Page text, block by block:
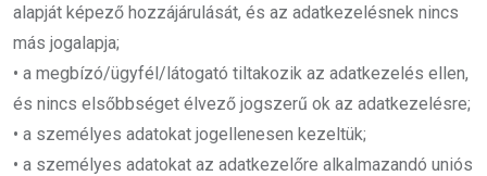
alapját képező hozzájárulását, és az adatkezelésnek nincs
más jogalapja;
• a megbízó/ügyfél/látogató tiltakozik az adatkezelés ellen,
és nincs elsőbbséget élvező jogszerű ok az adatkezelésre;
• a személyes adatokat jogellenesen kezeltük;
• a személyes adatokat az adatkezelőre alkalmazandó uniós